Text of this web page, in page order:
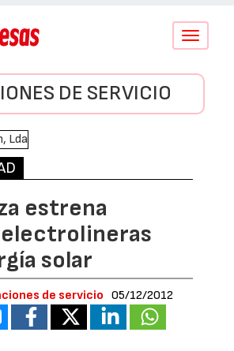
Conmutar
DE SERVICIO
estrena
solar
de servicio 05/12/2012